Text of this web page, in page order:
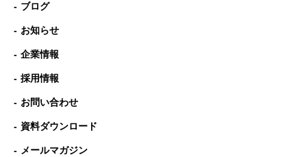
ブログ
お知らせ
企業情報
採用情報
お問い合わせ
資料ダウンロード
メールマガジン